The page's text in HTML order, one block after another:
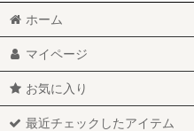
ホーム
マイページ
お気に入り
最近チェックしたアイテム